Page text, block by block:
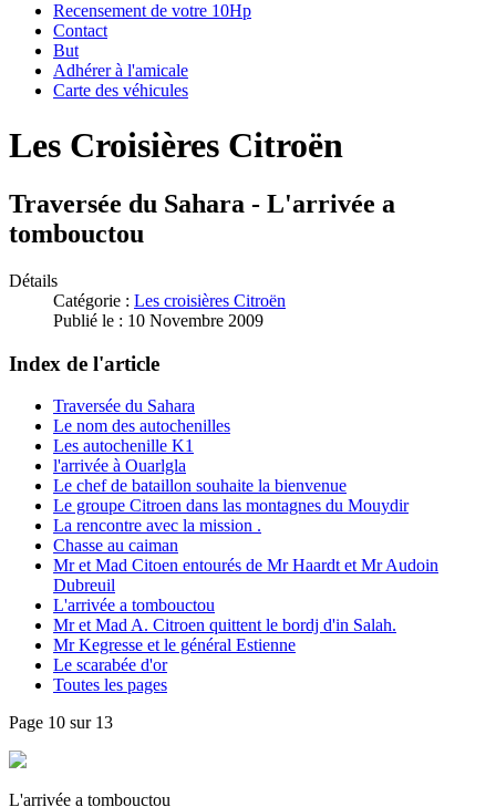
Recensement de votre 10Hp
Contact
But
Adhérer à l'amicale
Carte des véhicules
Les Croisières Citroën
Traversée du Sahara - L'arrivée a
tombouctou
Détails
Catégorie : Les croisières Citroën
Publié le : 10 Novembre 2009
Index de l'article
Traversée du Sahara
Le nom des autochenilles
Les autochenille K1
l'arrivée à Ouarlgla
Le chef de bataillon souhaite la bienvenue
Le groupe Citroen dans las montagnes du Mouydir
La rencontre avec la mission .
Chasse au caiman
Mr et Mad Citoen entourés de Mr Haardt et Mr Audoin
Dubreuil
L'arrivée a tombouctou
Mr et Mad A. Citroen quittent le bordj d'in Salah.
Mr Kegresse et le général Estienne
Le scarabée d'or
Toutes les pages
Page 10 sur 13
L'arrivée a tombouctou